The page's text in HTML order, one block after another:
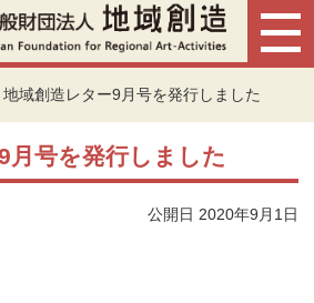
地域創造レター9月号を発行しました
月号を発行しました
公開日 2020年9月1日